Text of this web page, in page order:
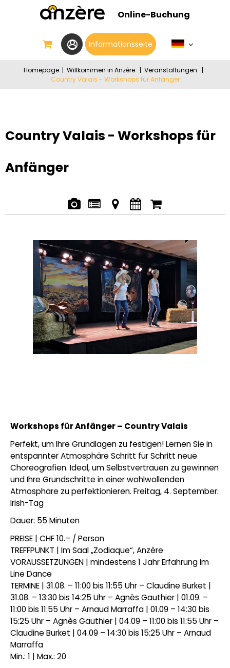
Online-Buchung
Informationsseite
Homepage | Willkommen in Anzère | Veranstaltungen
|
Country Valais - Workshops für Anfänger
Country Valais - Workshops für
Anfänger
Workshops für Anfänger – Country Valais
Perfekt, um Ihre Grundlagen zu festigen! Lernen Sie in
entspannter Atmosphäre Schritt für Schritt neue
Choreografien. Ideal, um Selbstvertrauen zu gewinnen
und Ihre Grundschritte in einer wohlwollenden
Atmosphäre zu perfektionieren. Freitag, 4. September:
Irish-Tag
Dauer: 55 Minuten
PREISE | CHF 10.– / Person
TREFFPUNKT | Im Saal „Zodiaque“, Anzère
VORAUSSETZUNGEN | mindestens 1 Jahr Erfahrung im
Line Dance
TERMINE | 31.08. – 11:00 bis 11:55 Uhr – Claudine Burket |
31.08. – 13:30 bis 14:25 Uhr – Agnès Gauthier | 01.09. –
11:00 bis 11:55 Uhr – Arnaud Marraffa | 01.09 – 14:30 bis
15:25 Uhr – Agnès Gauthier | 04.09 – 11:00 bis 11:55 Uhr –
Claudine Burket | 04.09 – 14:30 bis 15:25 Uhr – Arnaud
Marraffa
Min.: 1 | Max.: 20